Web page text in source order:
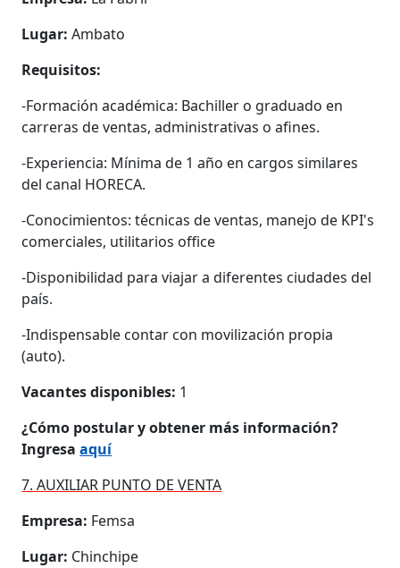
Lugar:Ambato
Requisitos:
-Formación académica: Bachiller o graduado en
carreras de ventas, administrativas o afines.
-Experiencia: Mínima de 1 año en cargos similares
del canal HORECA.
-Conocimientos: técnicas de ventas, manejo de KPI's
comerciales, utilitarios office
-Disponibilidad para viajar a diferentes ciudades del
país.
-Indispensable contar con movilización propia
(auto).
Vacantes disponibles: 1
¿Cómo postular y obtener más información?
Ingresaaquí
7. AUXILIAR PUNTO DE VENTA
Empresa: Femsa
Lugar: Chinchipe